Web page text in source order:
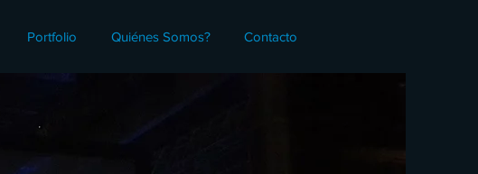
Portfolio Quiénes Somos? Contacto